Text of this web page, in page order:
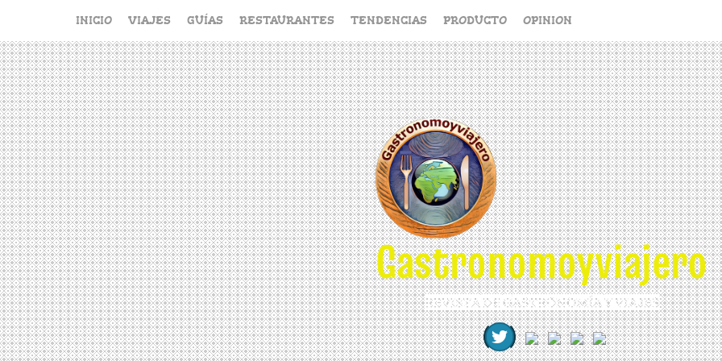
contenido
INICIO VIAJES GUÍAS RESTAURANTES TENDENCIAS PRODUCTO OPINION
Gastronomoyviajero
REVISTA DE GASTRONOMÍA Y VIAJES